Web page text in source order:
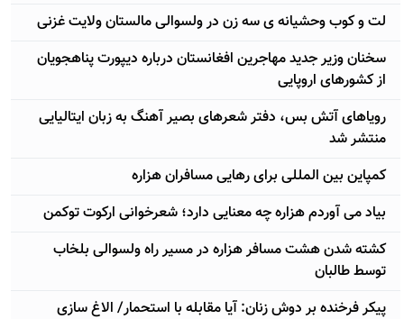
لت و کوب وحشیانه ی سه زن در ولسوالی مالستان ولایت غزنی
سخنان وزیر جدید مهاجرین افغانستان درباره دیپورت پناهجویان
از کشورهای اروپایی
رویاهای آتش بس، دفتر شعرهای بصیر آهنگ به زبان ایتالیایی
منتشر شد
کمپاین بین المللی برای رهایی مسافران هزاره
بیاد می آوردم هزاره چه معنایی دارد؛ شعرخوانی ارکوت توکمن
کشته شدن هشت مسافر هزاره در مسیر راه ولسوالی بلخاب
توسط طالبان
پیکر فرخنده بر دوش زنان: آیا مقابله با استحمار/ الاغ سازی